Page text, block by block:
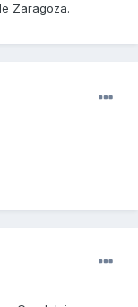
Zaragoza.